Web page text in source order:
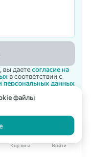
Корзина Войти
вы даетесогласие на
в соответствии с
персональных данных
файлы
- радость получать!